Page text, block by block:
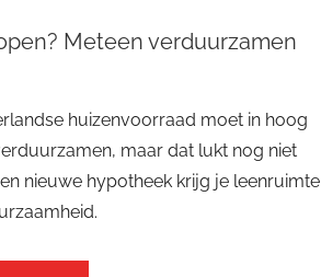
Meteen verduurzamen
huizenvoorraad moet in hoog
maar dat lukt nog niet
nieuwe hypotheek krijg je leenruimte